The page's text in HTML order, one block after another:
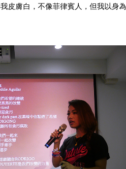
皮膚白，不像菲律賓人，但我以身